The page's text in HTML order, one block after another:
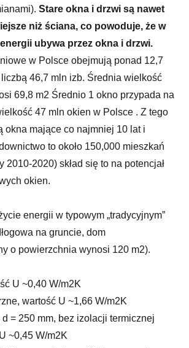
Stare okna i drzwi są nawet
niż ściana, co powoduje, że w
ubywa przez okna i drzwi.
w Polsce obejmują ponad 12,7
46,7 mln izb. Średnia wielkość
69,8 m2 Średnio 1 okno przypada na
47 mln okien w Polsce . Z tego
okna mające co najmniej 10 lat i
to około 150,000 mieszkań
2010-2020) skład się to na potencjał
okien.
energii w typowym „tradycyjnym”
na gruncie, dom
o powierzchnia wynosi 120 m2).
U ~0,40 W/m2K
wartość U ~1,66 W/m2K
d = 250 mm, bez izolacji termicznej
~0,45 W/m2K